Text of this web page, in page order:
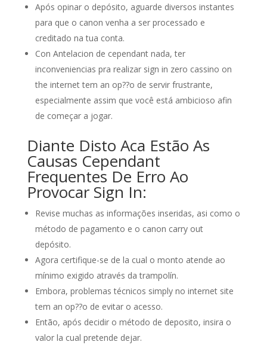
Após opinar o depósito, aguarde diversos instantes
para que o canon venha a ser processado e
creditado na tua conta.
Con Antelacion de cependant nada, ter
inconveniencias pra realizar sign in zero cassino on
the internet tem an op??o de servir frustrante,
especialmente assim que você está ambicioso afin
de começar a jogar.
Diante Disto Aca Estão As
Causas Cependant
Frequentes De Erro Ao
Provocar Sign In:
Revise muchas as informações inseridas, asi como o
método de pagamento e o canon carry out
depósito.
Agora certifique-se de la cual o monto atende ao
mínimo exigido através da trampolín.
Embora, problemas técnicos simply no internet site
tem an op??o de evitar o acesso.
Então, após decidir o método de deposito, insira o
valor la cual pretende dejar.